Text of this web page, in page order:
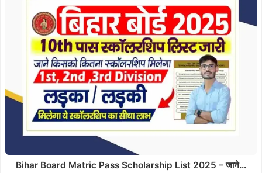
Bihar Board Matric Pass Scholarship List 2025 – जाने…